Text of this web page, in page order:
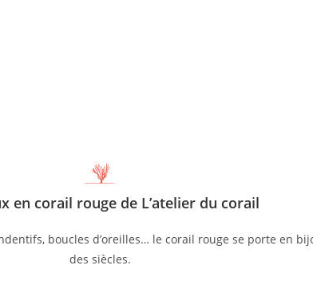
en corail rouge de L’atelier du corail
boucles d’oreilles… le corail rouge se porte en
des siècles.